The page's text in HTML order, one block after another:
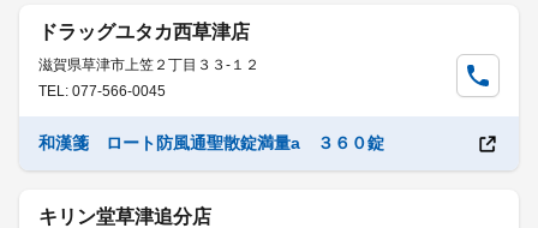
ドラッグユタカ西草津店
滋賀県草津市上笠２丁目３３-１２
TEL: 077-566-0045
和漢箋 ロート防風通聖散錠満量a ３６０錠
キリン堂草津追分店